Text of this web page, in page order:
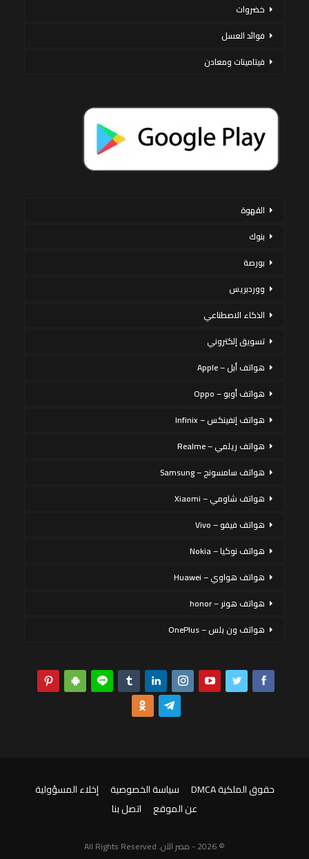
خضروات
فوائد العسل
فيتامينات ومعادن
القهوة
بنوك
بورصة
ووردبريس
الذكاء الاصطناعي
تسويق إلكتروني
هواتف أبل – Apple
هواتف أوبو – Oppo
هواتف إنفينكس – Infinix
هواتف ريلمي – Realme
هواتف سامسونج – Samsung
هواتف شاومي – Xiaomi
هواتف فيفو – Vivo
هواتف نوكيا – Nokia
هواتف هواوي – Huawei
هواتف هونر – honor
هواتف ون بلس – OnePlus
حقوق الملكية DMCA سياسة الخصوصية
إخلاء المسؤولية
عن الموقع
اتصل بنا
© 2026 - مصر الآن. All Rights Reserved